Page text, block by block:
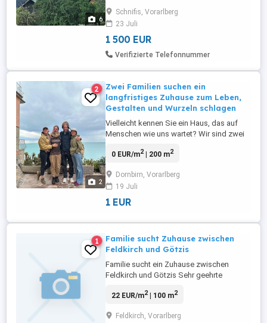
6
Wohnfläche bietet das Haus viel Platz für
die ganze Familie.Die Highlights:Viel Platz:
mit 7 Zimmer, darunter ...
Schnifis, Vorarlberg
23 Juli
1 500 EUR
Verifizierte Telefonnummer
2
2
Zwei Familien suchen ein
langfristiges Zuhause zum Leben,
Gestalten und Wurzeln schlagen
Vielleicht kennen Sie ein Haus, das auf
Menschen wie uns wartet? Wir sind zwei
Miete suchen. Einen Ort, den wir mit
dürfen. Was uns verbindet, ist der Wunsch
nach einem einfachen, naturnahen Leben
in einer liebevollen Gemeinschaft. ...
0 EUR/m2| 200 m2
Dornbirn, Vorarlberg
19 Juli
1 EUR
1
Familie sucht Zuhause zwischen
Feldkirch und Götzis
Familie sucht ein Zuhause zwischen
Feldkirch und Götzis Sehr geehrte
eine zuverlässige und
Kindern und zwei Katzen und suchen ein
22 EUR/m2| 100 m2
Feldkirch, Vorarlberg